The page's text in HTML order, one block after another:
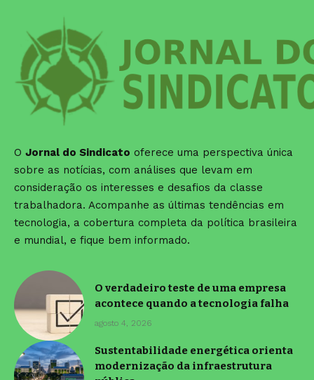
O Jornal do Sindicato oferece uma perspectiva única
sobre as notícias, com análises que levam em
consideração os interesses e desafios da classe
trabalhadora. Acompanhe as últimas tendências em
tecnologia, a cobertura completa da política brasileira
e mundial, e fique bem informado.
O verdadeiro teste de uma empresa
acontece quando a tecnologia falha
agosto 4, 2026
Sustentabilidade energética orienta
modernização da infraestrutura